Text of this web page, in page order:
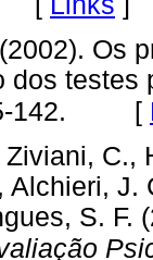
Os
dos
142. [
Ziviani,
Alchieri,
S. F.